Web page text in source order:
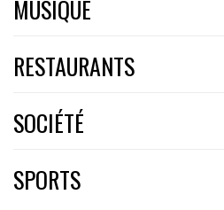
MUSIQUE
RESTAURANTS
SOCIÉTÉ
SPORTS